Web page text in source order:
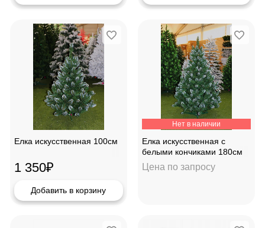
Елка искусственная 100см
1 350₽
Добавить в корзину
Нет в наличии
Елка искусственная с
белыми кончиками 180см
348 веточек 1940181
Цена по запросу